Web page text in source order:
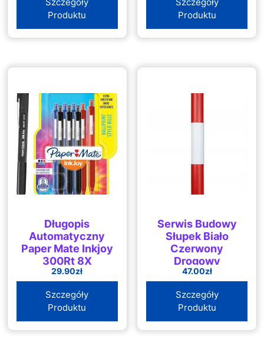
Produktu
Produktu
Długopis
Automatyczny
Paper Mate Inkjoy
300Rt 8X
29.90zł
Szczegóły
Produktu
Serwis Budowy
Słupek Biało
Czerwony
Drogowy
Wygrodzeniowy
70cm
47.00zł
Szczegóły
Produktu